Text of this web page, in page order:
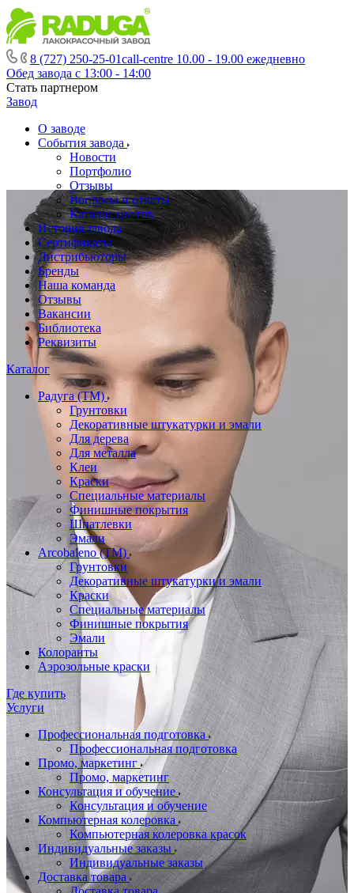
8 (727) 250-25-01call-centre 10.00 - 19.00 ежедневно
Обед завода с 13:00 - 14:00
Стать партнером
Завод
О заводе
События завода
Новости
Портфолио
Отзывы
Вопросы и ответы
Каталог цветов
История завода
Сертификаты
Дистрибьюторы
Бренды
Наша команда
Отзывы
Вакансии
Библиотека
Реквизиты
Каталог
Радуга (ТМ)
Грунтовки
Декоративные штукатурки и эмали
Для дерева
Для металла
Клеи
Краски
Специальные материалы
Финишные покрытия
Шпатлевки
Эмали
Arcobaleno (ТМ)
Грунтовки
Декоративные штукатурки и эмали
Краски
Специальные материалы
Финишные покрытия
Эмали
Колоранты
Аэрозольные краски
Где купить
Услуги
Профессиональная подготовка
Профессиональная подготовка
Промо, маркетинг
Промо, маркетинг
Консультация и обучение
Консультация и обучение
Компьютерная колеровка
Компьютерная колеровка красок
Индивидуальные заказы
Индивидуальные заказы
Доставка товара